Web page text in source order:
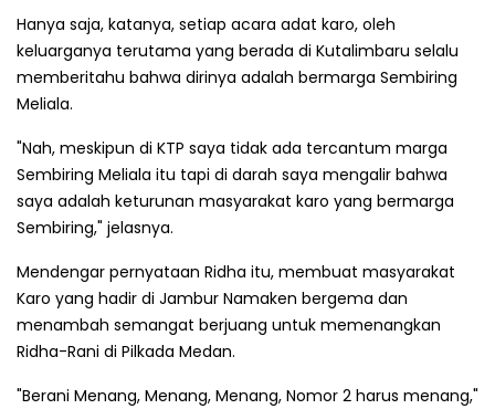
Hanya saja, katanya, setiap acara adat karo, oleh
keluarganya terutama yang berada di Kutalimbaru selalu
memberitahu bahwa dirinya adalah bermarga Sembiring
Meliala.
"Nah, meskipun di KTP saya tidak ada tercantum marga
Sembiring Meliala itu tapi di darah saya mengalir bahwa
saya adalah keturunan masyarakat karo yang bermarga
Sembiring," jelasnya.
Mendengar pernyataan Ridha itu, membuat masyarakat
Karo yang hadir di Jambur Namaken bergema dan
menambah semangat berjuang untuk memenangkan
Ridha-Rani di Pilkada Medan.
"Berani Menang, Menang, Menang, Nomor 2 harus menang,"